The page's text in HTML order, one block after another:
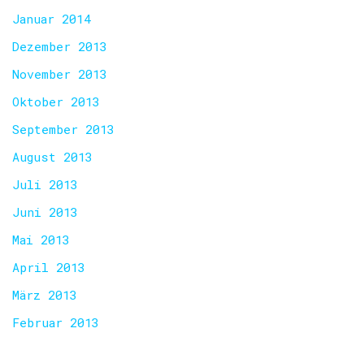
Januar 2014
Dezember 2013
November 2013
Oktober 2013
September 2013
August 2013
Juli 2013
Juni 2013
Mai 2013
April 2013
März 2013
Februar 2013